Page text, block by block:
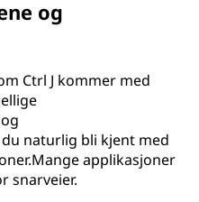
og
Ctrl J kommer med
naturlig bli kjent med
applikasjoner
snarveier.